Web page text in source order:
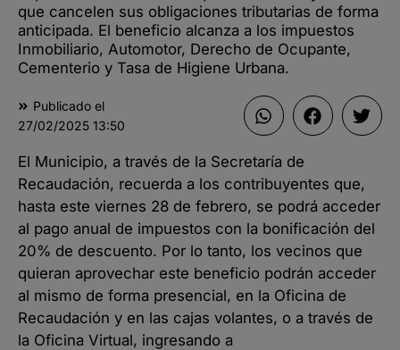
que cancelen sus obligaciones tributarias de forma
anticipada. El beneficio alcanza a los impuestos
Inmobiliario, Automotor, Derecho de Ocupante,
Cementerio y Tasa de Higiene Urbana.
Publicado el
27/02/2025 13:50
El Municipio, a través de la Secretaría de
Recaudación, recuerda a los contribuyentes que,
hasta este viernes 28 de febrero, se podrá acceder
al pago anual de impuestos con la bonificación del
20% de descuento. Por lo tanto, los vecinos que
quieran aprovechar este beneficio podrán acceder
al mismo de forma presencial, en la Oficina de
Recaudación y en las cajas volantes, o a través de
la Oficina Virtual, ingresando a